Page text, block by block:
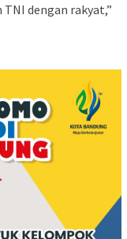
dengan rakyat,”